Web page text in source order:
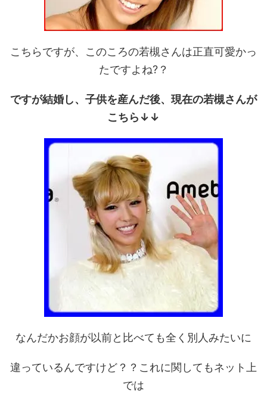
こちらですが、このころの若槻さんは正直可愛かっ
たですよね?？
ですが結婚し、子供を産んだ後、現在の若槻さんが
こちら↓↓
なんだかお顔が以前と比べても全く別人みたいに
違っているんですけど？？これに関してもネット上
では